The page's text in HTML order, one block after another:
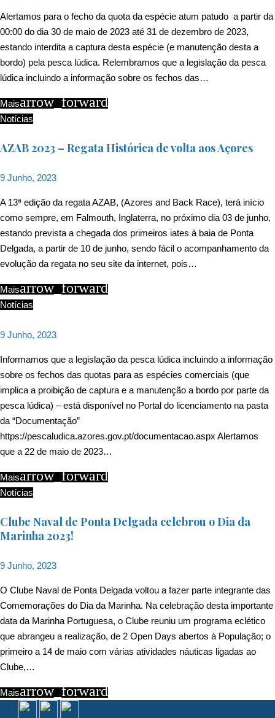
Alertamos para o fecho da quota da espécie atum patudo a partir da
00:00 do dia 30 de maio de 2023 até 31 de dezembro de 2023,
estando interdita a captura desta espécie (e manutenção desta a
bordo) pela pesca lúdica. Relembramos que a legislação da pesca
lúdica incluindo a informação sobre os fechos das…
Maisarrow_forward
Notícias
AZAB 2023 – Regata Histórica de volta aos Açores
9 Junho, 2023
A 13ª edição da regata AZAB, (Azores and Back Race), terá início
como sempre, em Falmouth, Inglaterra, no próximo dia 03 de junho,
estando prevista a chegada dos primeiros iates à baia de Ponta
Delgada, a partir de 10 de junho, sendo fácil o acompanhamento da
evolução da regata no seu site da internet, pois…
Maisarrow_forward
Notícias
9 Junho, 2023
Informamos que a legislação da pesca lúdica incluindo a informação
sobre os fechos das quotas para as espécies comerciais (que
implica a proibição de captura e a manutenção a bordo por parte da
pesca lúdica) – está disponível no Portal do licenciamento na pasta
da “Documentação”
https://pescaludica.azores.gov.pt/documentacao.aspx Alertamos
que a 22 de maio de 2023…
Maisarrow_forward
Notícias
Clube Naval de Ponta Delgada celebrou o Dia da
Marinha 2023!
9 Junho, 2023
O Clube Naval de Ponta Delgada voltou a fazer parte integrante das
Comemorações do Dia da Marinha. Na celebração desta importante
data da Marinha Portuguesa, o Clube reuniu um programa eclético
que abrangeu a realização, de 2 Open Days abertos à População; o
primeiro a 14 de maio com várias atividades náuticas ligadas ao
Clube,…
Maisarrow_forward